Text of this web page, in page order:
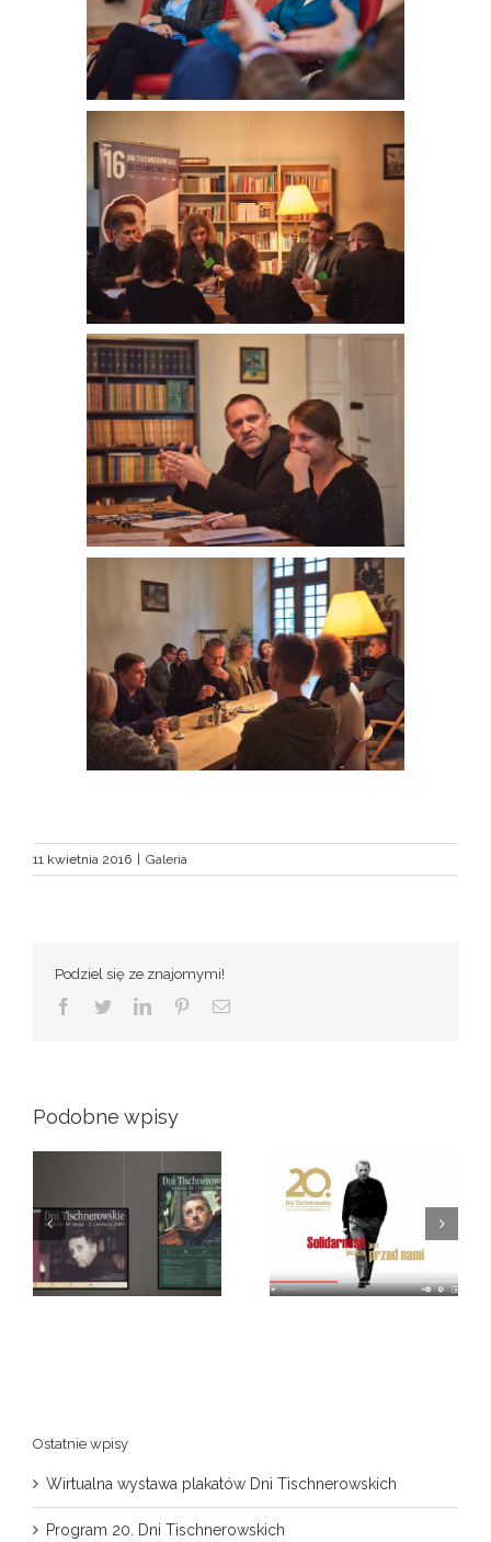
11 kwietnia 2016 | Galeria
Podziel się ze znajomymi!
Facebook
TwitterLinkedInPinterestEmail
Podobne wpisy
20. jubileuszowe Dni
Tischnerowskie
Wojciech Bonowicz
przybliża myśl
główną 20
jubileuszowych Dni
Tischnerowskich
Ostatnie wpisy
Wirtualna wystawa plakatów Dni Tischnerowskich
Program 20. Dni Tischnerowskich